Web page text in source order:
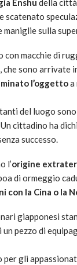
Enshu della città
scatenato
maniglie sulla
con macchie di
che sono
l’oggettoa
del luogo
cittadino ha
successo.
l’origine
di ormeggio
con la Cina o la
giapponesi
pezzo di
gli